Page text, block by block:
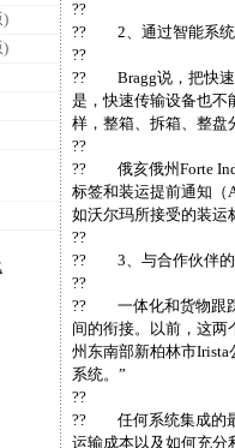
)
)
??
?? 2、通过智能系统
??
?? Bragg说，把快速
是，快速传输设备也不
样，整箱、拆箱、整盘
??
?? 俄亥俄州Forte
标签和装运提前通知（
如沃尔玛所接受的装运
??
?? 3、与合作伙伴的
??
?? 一体化和货物跟踪
间的衔接。以前，这两
州东南部新柏林市Irista
系统。”
??
?? 任何系统集成的最
运输成本以及如何充分